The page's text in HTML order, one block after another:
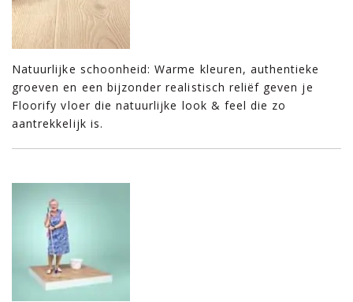
Natuurlijke schoonheid: Warme kleuren, authentieke
groeven en een bijzonder realistisch reliëf geven je
Floorify vloer die natuurlijke look & feel die zo
aantrekkelijk is.